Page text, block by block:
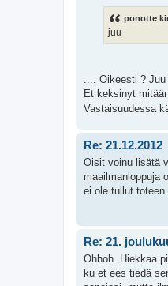
ponotte
juu
.... Oikeesti ? Juu
Et keksinyt
Vastaisuudessa
Re: 21.12.2012
Oisit voinu lisätä
maailmanloppuja
ei ole tullut
Re: 21.
Ohhoh. Hiekkaa
ku et ees tiedä